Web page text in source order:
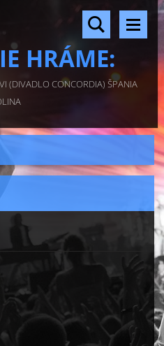
HRÁME:
(DIVADLO CONCORDIA) ŠPANIA